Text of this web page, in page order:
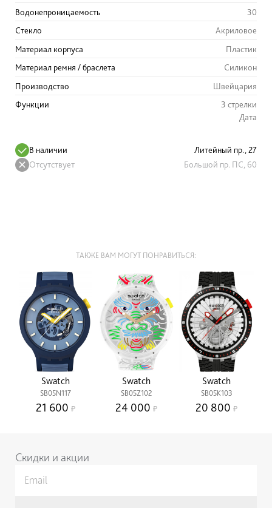
Водонепроницаемость
30
Стекло
Акриловое
Материал корпуса
Пластик
Материал ремня / браслета
Силикон
Производство
Швейцария
Функции
3 стрелки
Дата
В наличии
Литейный пр., 27
Отсутствует
Большой пр. ПС, 60
ТАКЖЕ ВАМ МОГУТ ПОНРАВИТЬСЯ:
Swatch
SB05N117
21 600
Swatch
SB05Z102
24 000
Swatch
SB05K103
20 800
Скидки и акции